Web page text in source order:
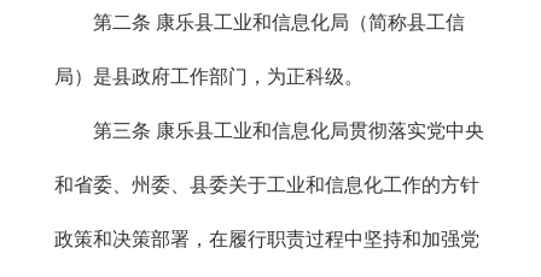
第二条 康乐县工业和信息化局（简称县工信
局）是县政府工作部门，为正科级。
第三条 康乐县工业和信息化局贯彻落实党中央
和省委、州委、县委关于工业和信息化工作的方针
政策和决策部署，在履行职责过程中坚持和加强党